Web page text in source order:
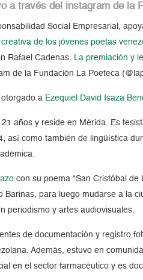
a través del instagram de la
Social Empresarial,
de los jóvenes poetas
Rafael Cadenas.
La premiación y
de la Fundación La Poeteca
a Ezequiel David Isaza
años y reside en Mérida. Es
así como también de lingüística
con su poema “San Cristóbal
para luego mudarse a la
periodismo y artes audiovisuales.
de documentación y registro
Además, estuvo en
en el sector farmacéutico y es